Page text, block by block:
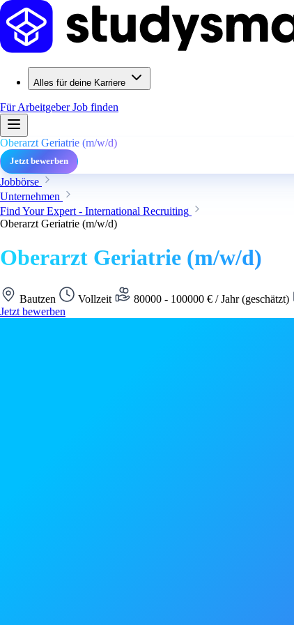
Alles für deine Karriere
Für ArbeitgeberJob finden
Oberarzt Geriatrie (m/w/d)
Jetzt bewerben
Jobbörse
Unternehmen
Find Your Expert - International Recruiting
Oberarzt Geriatrie (m/w/d)
Oberarzt Geriatrie (m/w/d)
Bautzen Vollzeit 80000 - 100000 € / Jahr (geschätzt)
Jetzt bewerben